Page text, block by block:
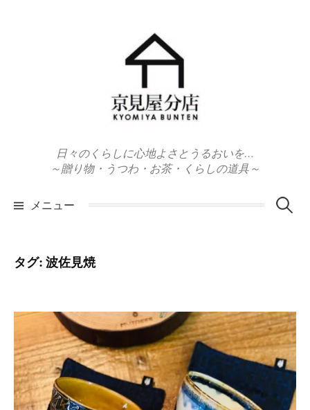
日々のくらしに心地よさとうるおいを…
～贈り物・うつわ・お茶・くらしの道具～
メニュー 検
タグ:波佐見焼